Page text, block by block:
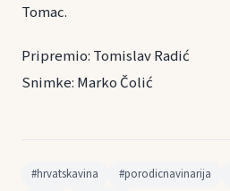
Tomac.
Pripremio: Tomislav Radić
Snimke: Marko Čolić
#hrvatskavina #porodicnavinarija